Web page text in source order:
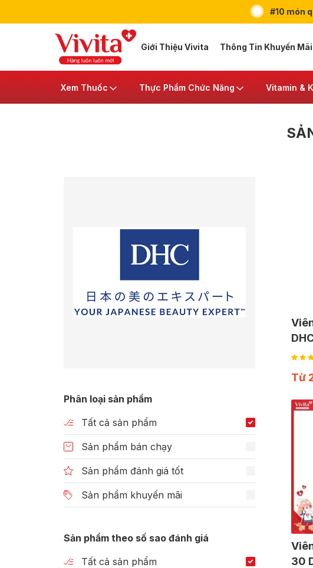
#10 món
Giới Thiệu Vivita Thông Tin Khuyến Mãi
Xem Thuốc Thực Phẩm Chức Năng Vitamin &
Phân loại sản phẩm
Tất cả sản phẩm
Sản phẩm bán chạy
Sản phẩm đánh giá tốt
Sản phẩm khuyến mãi
Sản phẩm theo số sao đánh giá
Tất cả sản phẩm
Bản
Từ
30